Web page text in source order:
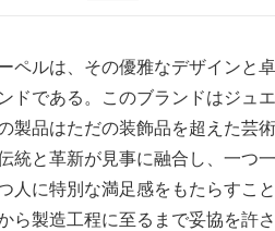
ペルは、その優雅なデザインと
ドである。 このブランドはジュ
製品はただの装飾品を超えた芸
統と革新が見事に融合し、一つ
人に特別な満足感をもたらすこ
ら製造工程に至るまで妥協を許